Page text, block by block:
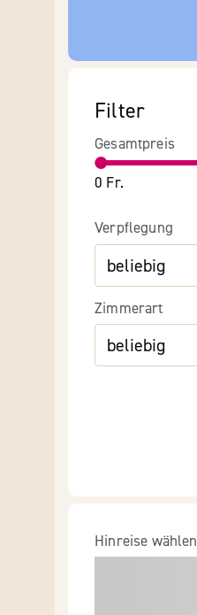
Filter
Gesamtpreis
0 Fr.
Verpflegung
Zimmerart
Hinreise wählen